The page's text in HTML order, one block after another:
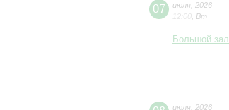
07 июля 2026
12:00 Вт
Большой зал
июля 2026